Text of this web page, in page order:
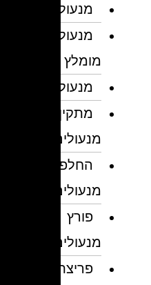
מנעולן
מנעולן
מומלץ
מנעולנים
מתקין
מנעולים
החלפת
מנעולים
פורץ
מנעולים
פריצת